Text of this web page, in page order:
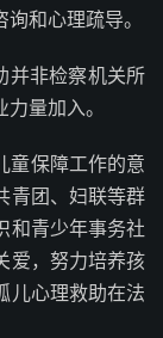
和心理疏导。
并非检察机关所
量加入。
童保障工作的意
青团、妇联等群
和青少年事务社
爱，努力培养孩
儿心理救助在法